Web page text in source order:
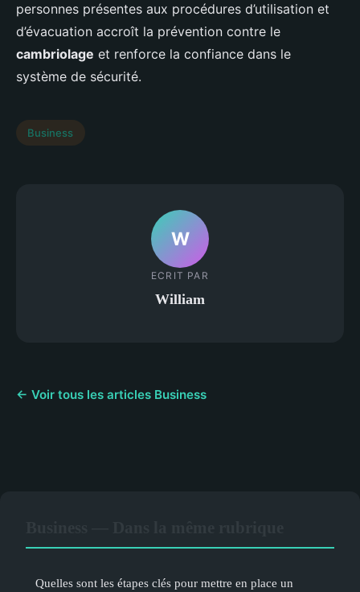
personnes présentes aux procédures d’utilisation et
d’évacuation accroît la prévention contre le
cambriolage et renforce la confiance dans le
système de sécurité.
Business
W
ECRIT PAR
William
← Voir tous les articles Business
Quelles sont les étapes clés pour mettre en place un